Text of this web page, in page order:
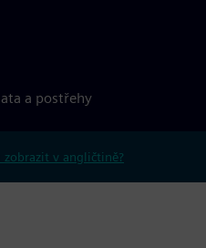
a postřehy
zobrazit v angličtině?